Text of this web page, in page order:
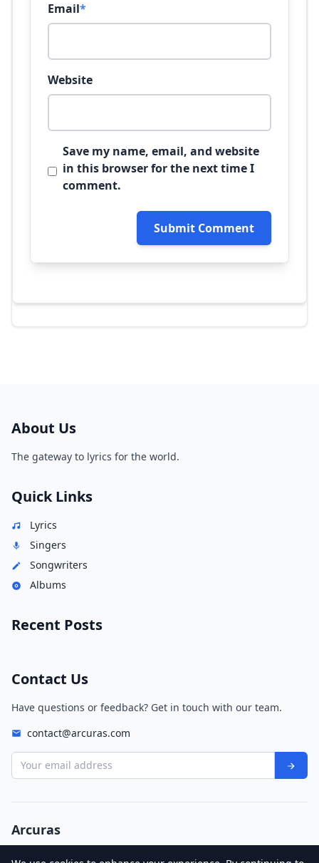
Email*
Website
Save my name, email, and website
in this browser for the next time I
comment.
Submit Comment
About Us
The gateway to lyrics for the world.
Quick Links
Lyrics
Singers
Songwriters
Albums
Recent Posts
Contact Us
Have questions or feedback? Get in touch with our team.
contact@arcuras.com
Your email address
Arcuras